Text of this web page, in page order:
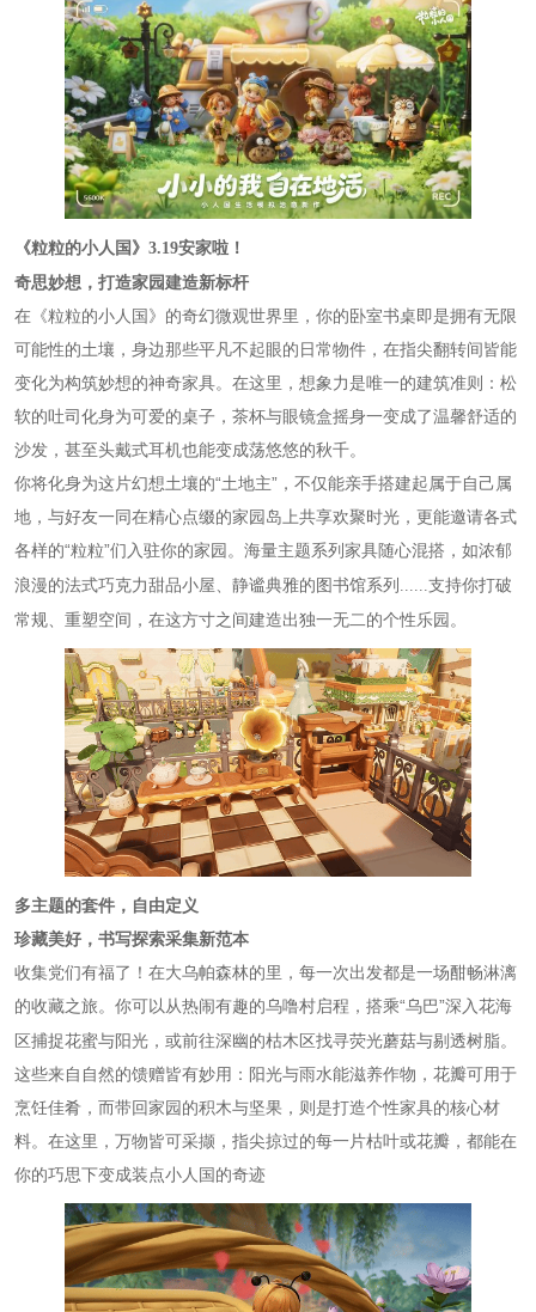
《粒粒的小人国》 3.19安家啦！
奇思妙想，打造家园建造新标杆
在《粒粒的小人国》的奇幻微观世界里，你的卧室书桌即是拥有无限
可能性的土壤，身边那些平凡不起眼的日常物件，在指尖翻转间皆能
变化为构筑妙想的神奇家具。在这里，想象力是唯一的建筑准则：松
软的吐司化身为可爱的桌子，茶杯与眼镜盒摇身一变成了温馨舒适的
沙发，甚至头戴式耳机也能变成荡悠悠的秋千。
你将化身为这片幻想土壤的“土地主”，不仅能亲手搭建起属于自己属
地，与好友一同在精心点缀的家园岛上共享欢聚时光，更能邀请各式
各样的“粒粒”们入驻你的家园。海量主题系列家具随心混搭，如浓郁
浪漫的法式巧克力甜品小屋、静谧典雅的图书馆系列
支持你打破
常规、重塑空间，在这方寸之间建造出独一无二的个性乐园。
多主题的套件，自由定义
珍藏美好，书写探索采集新范本
收集党们有福了！在大乌帕森林的里，每一次出发都是一场酣畅淋漓
的收藏之旅。你可以从热闹有趣的乌噜村启程，搭乘“乌巴”深入花海
区捕捉花蜜与阳光，或前往深幽的枯木区找寻荧光蘑菇与剔透树脂。
这些来自自然的馈赠皆有妙用：阳光与雨水能滋养作物，花瓣可用于
烹饪佳肴，而带回家园的积木与坚果，则是打造个性家具的核心材
料。在这里，万物皆可采撷，指尖掠过的每一片枯叶或花瓣，都能在
你的巧思下变成装点小人国的奇迹